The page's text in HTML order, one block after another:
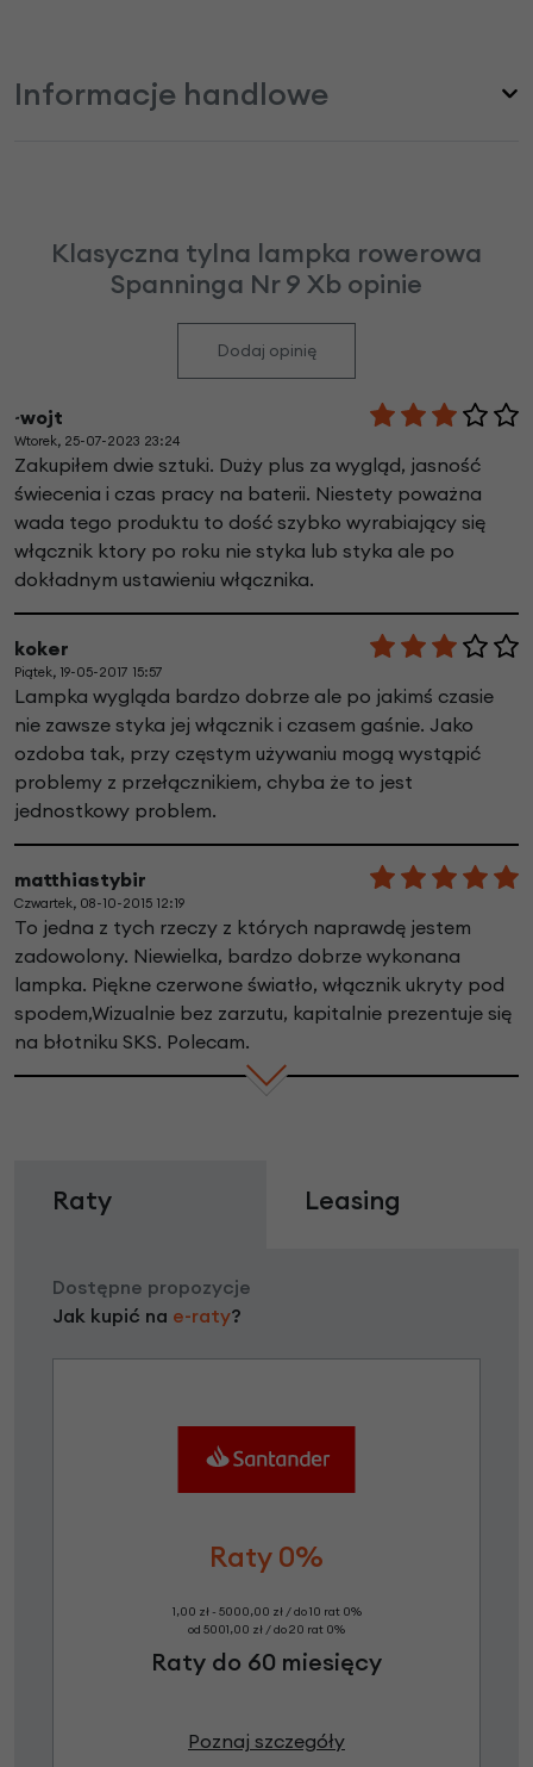
Informacje handlowe
Klasyczna tylna lampka rowerowa
Spanninga Nr 9 Xb opinie
Dodaj opinię
~wojt
Wtorek, 25-07-2023 23:24
Zakupiłem dwie sztuki. Duży plus za wygląd, jasność
świecenia i czas pracy na baterii. Niestety poważna
wada tego produktu to dość szybko wyrabiający się
włącznik ktory po roku nie styka lub styka ale po
dokładnym ustawieniu włącznika.
koker
Piątek, 19-05-2017 15:57
Lampka wygląda bardzo dobrze ale po jakimś czasie
nie zawsze styka jej włącznik i czasem gaśnie. Jako
ozdoba tak, przy częstym używaniu mogą wystąpić
problemy z przełącznikiem, chyba że to jest
jednostkowy problem.
matthiastybir
Czwartek, 08-10-2015 12:19
To jedna z tych rzeczy z których naprawdę jestem
zadowolony. Niewielka, bardzo dobrze wykonana
lampka. Piękne czerwone światło, włącznik ukryty pod
spodem,Wizualnie bez zarzutu, kapitalnie prezentuje się
na błotniku SKS. Polecam.
Raty Leasing
Dostępne propozycje
Jak kupić na e-raty?
Raty 0%
1,00 zł - 5000,00 zł / do 10 rat 0%
od 5001,00 zł / do 20 rat 0%
Raty do 60 miesięcy
Poznaj szczegóły